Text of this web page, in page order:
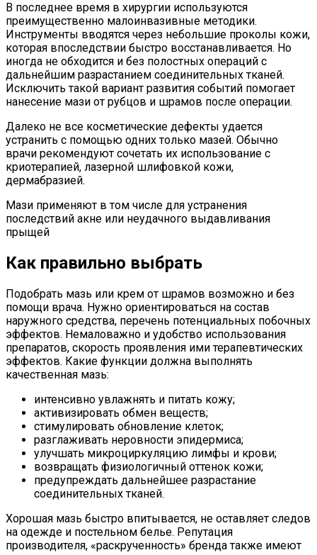
В последнее время в хирургии используются
преимущественно малоинвазивные методики.
Инструменты вводятся через небольшие проколы кожи,
которая впоследствии быстро восстанавливается. Но
иногда не обходится и без полостных операций с
дальнейшим разрастанием соединительных тканей.
Исключить такой вариант развития событий помогает
нанесение мази от рубцов и шрамов после операции.
Далеко не все косметические дефекты удается
устранить с помощью одних только мазей. Обычно
врачи рекомендуют сочетать их использование с
криотерапией, лазерной шлифовкой кожи,
дермабразией.
Мази применяют в том числе для устранения
последствий акне или неудачного выдавливания
прыщей
Как правильно выбрать
Подобрать мазь или крем от шрамов возможно и без
помощи врача. Нужно ориентироваться на состав
наружного средства, перечень потенциальных побочных
эффектов. Немаловажно и удобство использования
препаратов, скорость проявления ими терапевтических
эффектов. Какие функции должна выполнять
качественная мазь:
интенсивно увлажнять и питать кожу;
активизировать обмен веществ;
стимулировать обновление клеток;
разглаживать неровности эпидермиса;
улучшать микроциркуляцию лимфы и крови;
возвращать физиологичный оттенок кожи;
предупреждать дальнейшее разрастание
соединительных тканей.
Хорошая мазь быстро впитывается, не оставляет следов
на одежде и постельном белье. Репутация
производителя, «раскрученность» бренда также имеют